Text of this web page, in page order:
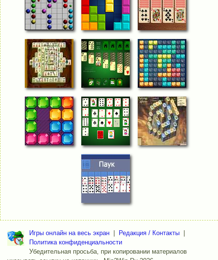
Игры онлайн на весь экран Редакция / Контакты
Политика конфиденциальности
Убедительная просьба, при копировании материалов